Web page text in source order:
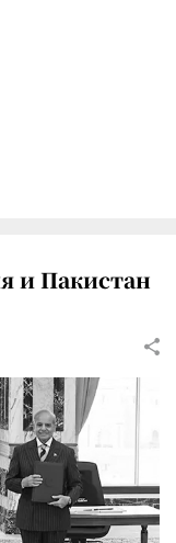
и Пакистан